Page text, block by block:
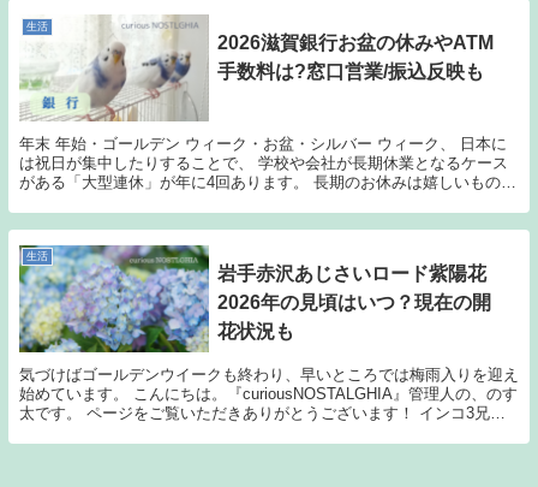
生活
2026滋賀銀行お盆の休みやATM
手数料は?窓口営業/振込反映も
年末 年始・ゴールデン ウィーク・お盆・シルバー ウィーク、 日本に
は祝日が集中したりすることで、 学校や会社が長期休業となるケース
がある「大型連休」が年に4回あります。 長期のお休みは嬉しいもので
生活
岩手赤沢あじさいロード紫陽花
2026年の見頃はいつ？現在の開
花状況も
気づけばゴールデンウイークも終わり、早いところでは梅雨入りを迎え
始めています。 こんにちは。『curiousNOSTALGHIA』管理人の、のす
太です。 ページをご覧いただきありがとうございます！ インコ3兄弟